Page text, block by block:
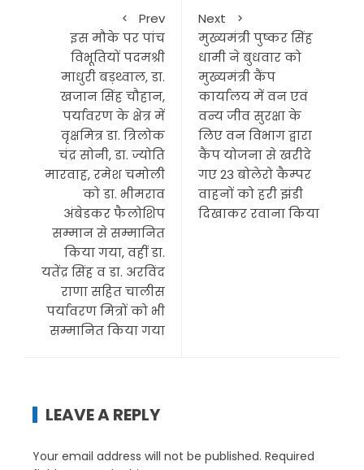
Prev
इस मौके पर पांच
विभूतियों पदमश्री
माधुरी बड़थ्वाल, डा.
खजान सिंह चौहान,
पर्यावरण के क्षेत्र में
वृक्षमित्र डा. त्रिलोक
चंद्र सोनी, डा. ज्योति
मारवाह, रमेश चमोली
को डा. भीमराव
अंबेडकर फैलोशिप
सम्मान से सम्मानित
किया गया, वहीं डा.
यतेंद्र सिंह व डा. अरविंद
राणा सहित चालीस
पर्यावरण मित्रों को भी
सम्मानित किया गया
Next
मुख्यमंत्री पुष्कर सिंह
धामी ने बुधवार को
मुख्यमंत्री कैंप
कार्यालय में वन एवं
वन्य जीव सुरक्षा के
लिए वन विभाग द्वारा
कैंप योजना से खरीदे
गए 23 बोलेरो कैम्पर
वाहनों को हरी झंडी
दिखाकर रवाना किया
LEAVE A REPLY
Your email address will not be published. Required